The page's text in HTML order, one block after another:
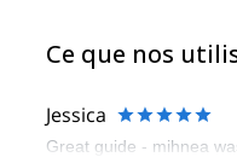
Ce que nos
Jessica
Great guide - mihnea